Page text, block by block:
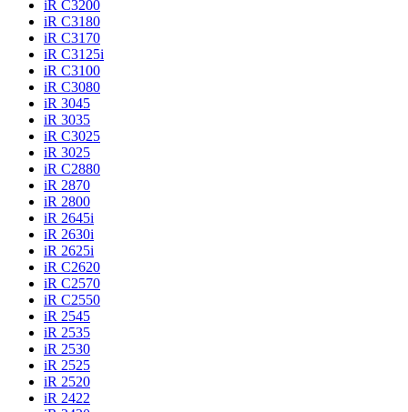
iR C3200
iR C3180
iR C3170
iR C3125i
iR C3100
iR C3080
iR 3045
iR 3035
iR C3025
iR 3025
iR C2880
iR 2870
iR 2800
iR 2645i
iR 2630i
iR 2625i
iR C2620
iR C2570
iR C2550
iR 2545
iR 2535
iR 2530
iR 2525
iR 2520
iR 2422